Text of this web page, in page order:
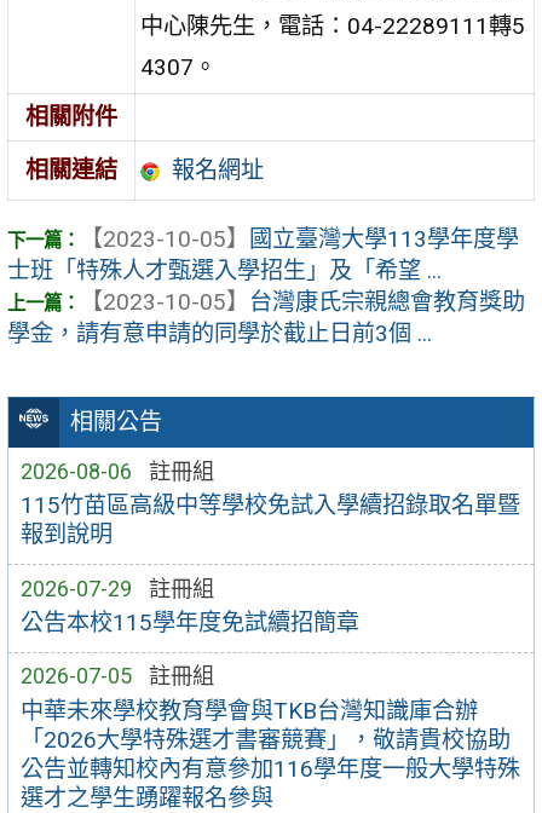
相關公告
2026-08-06 註冊組
115竹苗區高級中等學校免試入學續招錄取名單暨
報到說明
2026-07-29 註冊組
公告本校115學年度免試續招簡章
2026-07-05 註冊組
中華未來學校教育學會與TKB台灣知識庫合辦
「2026大學特殊選才書審競賽」，敬請貴校協助
公告並轉知校內有意參加116學年度一般大學特殊
選才之學生踴躍報名參與
中心陳先生，電話：04-22289111轉5
4307。
相關附件
相關連結
報名網址
【2023-10-05】
國立臺灣大學113學年度學
士班「特殊人才甄選入學招生」及「希望 ...
【2023-10-05】 台灣康氏宗親總會教育獎助
學金，請有意申請的同學於截止日前3個 ...